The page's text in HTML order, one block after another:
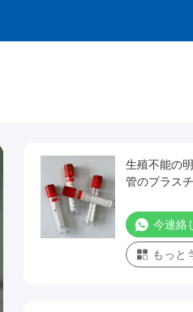
生殖不能の
管のプラス
今連絡
もっと